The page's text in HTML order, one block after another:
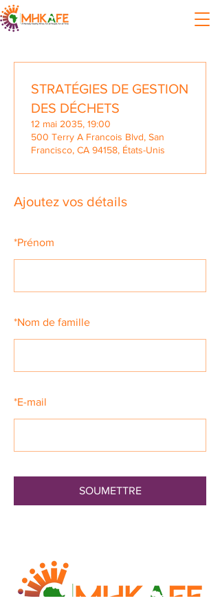
Ajoutez vos détails
*Prénom
*Nom de famille
*E-mail
SOUMETTRE
STRATÉGIES DE GESTION
DES DÉCHETS
12 mai 2035, 19:00
500 Terry A Francois Blvd, San
Francisco, CA 94158, États-Unis